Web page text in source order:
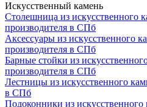
Искусственный камень
Столешница из искусственного
производителя в СПб
Аксессуары из искусственного
производителя в СПб
Барные стойки из
производителя в СПб
Лестницы из искусственного
в СПб
Подоконники из искусственного